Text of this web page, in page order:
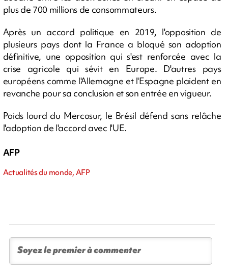
plus de 700 millions de consommateurs.
Après un accord politique en 2019, l'opposition de
plusieurs pays dont la France a bloqué son adoption
définitive, une opposition qui s'est renforcée avec la
crise agricole qui sévit en Europe. D'autres pays
européens comme l'Allemagne et l'Espagne plaident en
revanche pour sa conclusion et son entrée en vigueur.
Poids lourd du Mercosur, le Brésil défend sans relâche
l'adoption de l'accord avec l'UE.
AFP
Actualités du monde, AFP